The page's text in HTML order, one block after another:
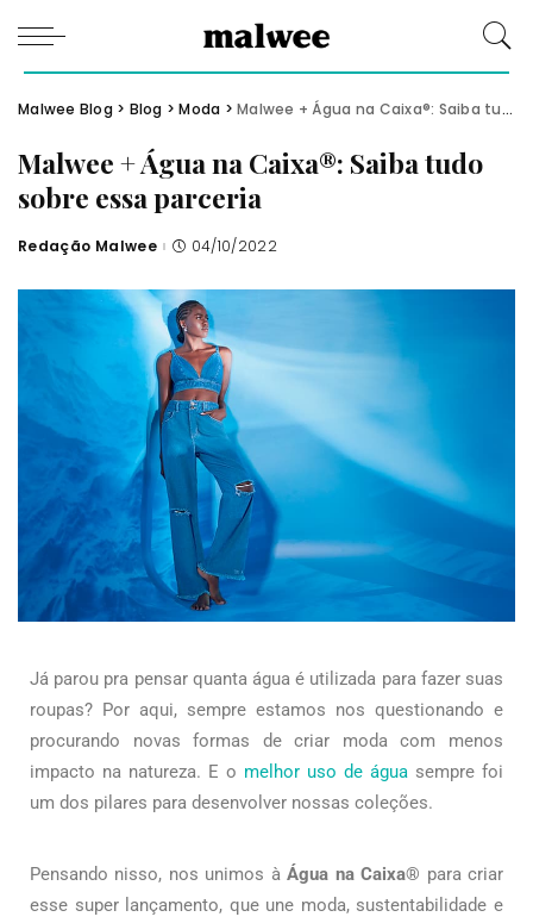
Malwee Blog > Blog >Moda >Malwee + Água na Caixa®: Saiba tudo sobre essa parceria
Malwee + Água na Caixa®: Saiba tudo
sobre essa parceria
Redação Malwee 04/10/2022
Já parou pra pensar quanta água é utilizada para fazer suas
roupas? Por aqui, sempre estamos nos questionando e
procurando novas formas de criar moda com menos
impacto na natureza. E o melhor uso de água sempre foi
um dos pilares para desenvolver nossas coleções.
Pensando nisso, nos unimos àÁgua na Caixa® para criar
esse super lançamento, que une moda, sustentabilidade e